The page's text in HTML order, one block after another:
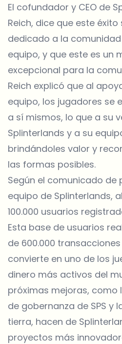
El cofundador y CEO de
Reich, dice que este
dedicado a la
equipo, y que este es un
excepcional para la
Reich explicó que al
equipo, los jugadores se
a sí mismos, lo que a su
Splinterlands y a su
brindándoles valor y
las formas posibles.
Según el comunicado de
equipo de Splinterlands,
100.000 usuarios
Esta base de usuarios
de 600.000
convierte en uno de los
dinero más activos del
próximas mejoras, como
de gobernanza de SPS y
tierra, hacen de
proyectos más